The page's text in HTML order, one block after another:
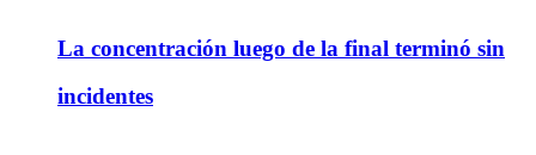
La concentración luego de la final terminó sin
incidentes